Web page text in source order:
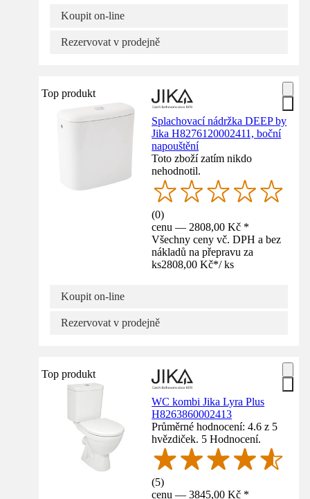
Koupit on-line
Rezervovat v prodejně
Top produkt
Splachovací nádržka DEEP by
Jika H8276120002411, boční
napouštění
Toto zboží zatím nikdo
nehodnotil.
(0)
cenu — 2808,00 Kč *
Všechny ceny vč. DPH a bez
nákladů na přepravu za
ks2808,00 Kč*/ ks
Koupit on-line
Rezervovat v prodejně
Top produkt
WC kombi Jika Lyra Plus
H8263860002413
Průměrné hodnocení: 4.6 z 5
hvězdiček. 5 Hodnocení.
(5)
cenu — 3845,00 Kč *